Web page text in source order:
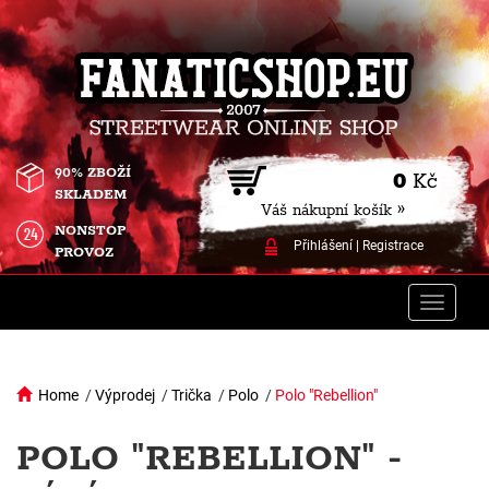
0 Kč
Váš nákupní košík »
Přihlášení| Registrace
90% ZBOŽÍ
SKLADEM
NONSTOP
PROVOZ
Toggle
Home /Výprodej /Trička / Polo / Polo "Rebellion"
POLO "REBELLION" -